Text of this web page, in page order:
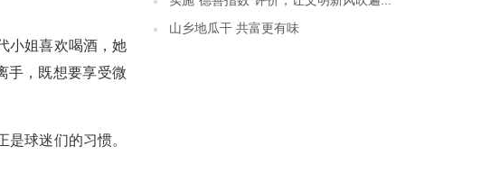
小姐喜欢喝酒，她
手，既想要享受微
球迷们的习惯。
山乡地瓜干 共富更有味